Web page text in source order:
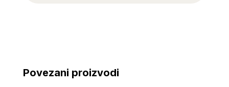
Povezani proizvodi